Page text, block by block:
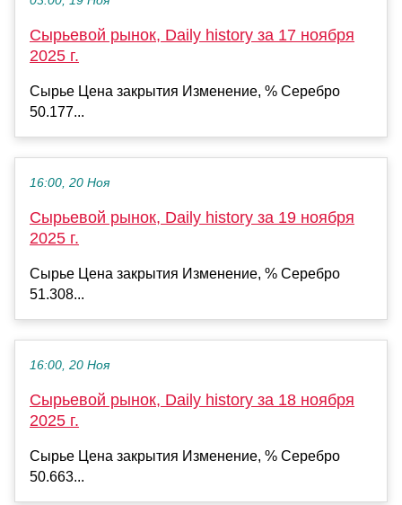
Сырьевой рынок, Daily history за 17 ноября
2025 г.
Сырье Цена закрытия Изменение, % Серебро
50.177...
16:00, 20 Ноя
Сырьевой рынок, Daily history за 19 ноября
2025 г.
Сырье Цена закрытия Изменение, % Серебро
51.308...
16:00, 20 Ноя
Сырьевой рынок, Daily history за 18 ноября
2025 г.
Сырье Цена закрытия Изменение, % Серебро
50.663...